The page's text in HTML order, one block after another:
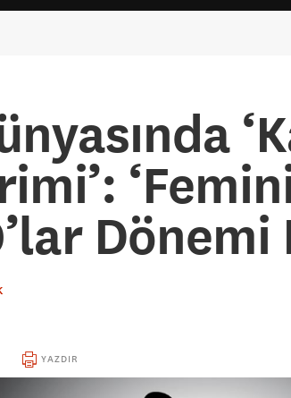
Dönemi
YAZDIR